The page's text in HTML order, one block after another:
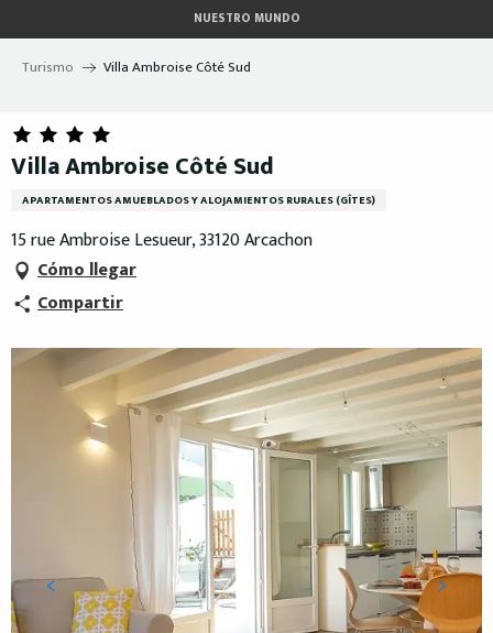
au
contenu
NUESTRO MUNDO
Turismo Villa Ambroise Côté Sud
Villa Ambroise Côté Sud
APARTAMENTOS AMUEBLADOS Y ALOJAMIENTOS RURALES (GÎTES)
15 rue Ambroise Lesueur, 33120 Arcachon
Cómo llegar
Compartir